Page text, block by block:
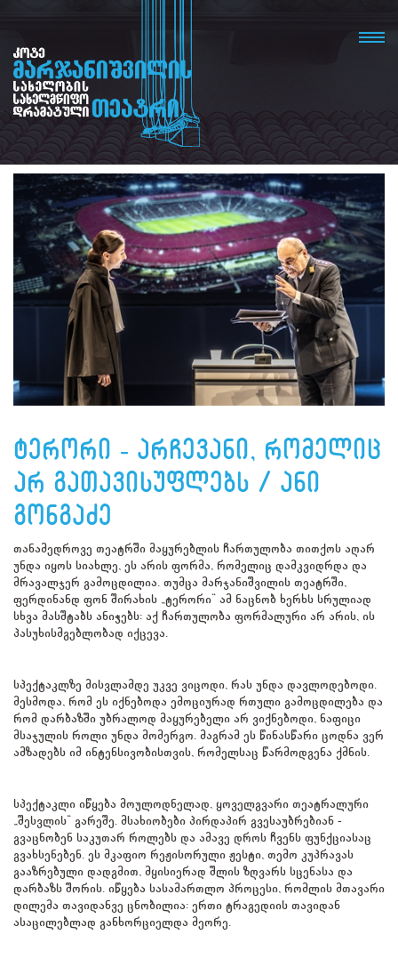
ტერორი - არჩევანი, რომელიც
არ გათავისუფლებს / ანი
გონგაძე
თანამედროვე თეატრში მაყურებლის ჩართულობა თითქოს აღარ
უნდა იყოს სიახლე, ეს არის ფორმა, რომელიც დამკვიდრდა და
მრავალჯერ გამოცდილია. თუმცა მარჯანიშვილის თეატრში,
ფერდინანდ ფონ შირახის „ტერორი“ ამ ნაცნობ ხერხს სრულიად
სხვა მასშტაბს ანიჭებს: აქ ჩართულობა ფორმალური არ არის, ის
პასუხისმგებლობად იქცევა.
სპექტაკლზე მისვლამდე უკვე ვიცოდი, რას უნდა დავლოდებოდი.
მესმოდა, რომ ეს იქნებოდა ემოციურად რთული გამოცდილება და
რომ დარბაზში უბრალოდ მაყურებელი არ ვიქნებოდი, ნაფიცი
მსაჯულის როლი უნდა მომერგო. მაგრამ ეს წინასწარი ცოდნა ვერ
ამზადებს იმ ინტენსივობისთვის, რომელსაც წარმოდგენა ქმნის.
სპექტაკლი იწყება მოულოდნელად, ყოველგვარი თეატრალური
„შესვლის“ გარეშე. მსახიობები პირდაპირ გვესაუბრებიან -
გვაცნობენ საკუთარ როლებს და ამავე დროს ჩვენს ფუნქციასაც
გვახსენებენ. ეს მკაფიო რეჟისორული ჟესტი, თემო კუპრავას
გააზრებული დადგმით, მყისიერად შლის ზღვარს სცენასა და
დარბაზს შორის. იწყება სასამართლო პროცესი, რომლის მთავარი
დილემა თავიდანვე ცნობილია: ერთი ტრაგედიის თავიდან
ასაცილებლად განხორციელდა მეორე.